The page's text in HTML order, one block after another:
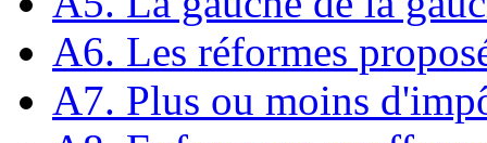
A6. Les réformes
A7. Plus ou moins